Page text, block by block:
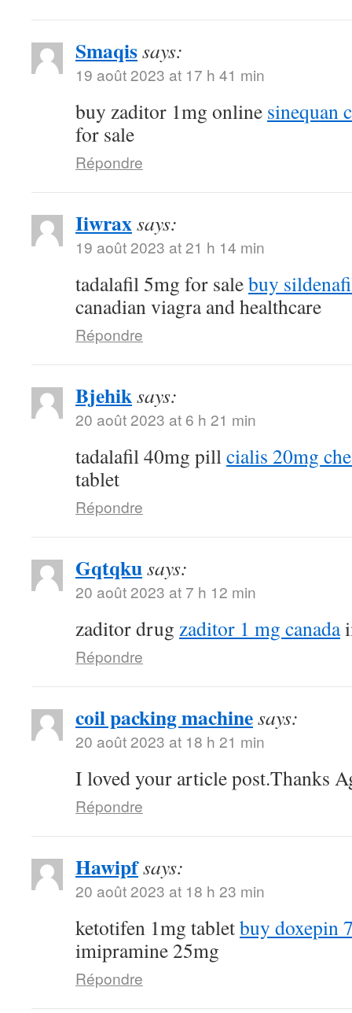
Smaqissays:
19 août 2023 at 17 h 41 min
buy zaditor 1mg online sinequan
for sale
Répondre
Iiwraxsays:
19 août 2023 at 21 h 14 min
tadalafil 5mg for salebuy
canadian viagra and healthcare
Répondre
Bjehiksays:
20 août 2023 at 6 h 21 min
tadalafil 40mg pillcialis 20mg
tablet
Répondre
Gqtqkusays:
20 août 2023 at 7 h 12 min
zaditor drug zaditor 1 mg canada
Répondre
coil packing machinesays:
20 août 2023 at 18 h 21 min
I loved your article post.Thanks
Répondre
Hawipfsays:
20 août 2023 at 18 h 23 min
ketotifen 1mg tabletbuy doxepin
imipramine 25mg
Répondre